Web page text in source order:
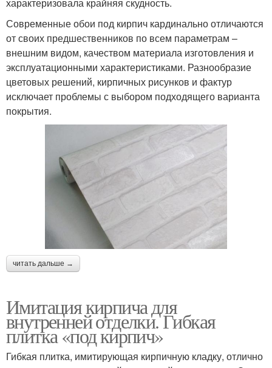
характеризовала крайняя скудность.
Современные обои под кирпич кардинально отличаются
от своих предшественников по всем параметрам –
внешним видом, качеством материала изготовления и
эксплуатационными характеристиками. Разнообразие
цветовых решений, кирпичных рисунков и фактур
исключает проблемы с выбором подходящего варианта
покрытия.
читать дальше →
Имитация кирпича для
внутренней отделки. Гибкая
плитка «под кирпич»
Гибкая плитка, имитирующая кирпичную кладку, отлично